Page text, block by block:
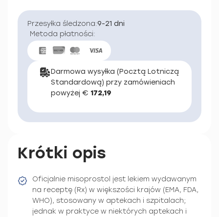
Przesyłka śledzona:9-21 dni
Metoda płatności:
Darmowa wysyłka (Pocztą Lotniczą
Standardową) przy zamówieniach
powyżej € 172,19
Krótki opis
Oficjalnie misoprostol jest lekiem wydawanym
na receptę (Rx) w większości krajów (EMA, FDA,
WHO), stosowany w aptekach i szpitalach;
jednak w praktyce w niektórych aptekach i